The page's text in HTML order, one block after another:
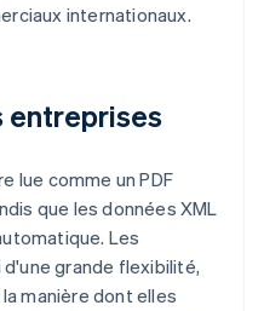
internationaux.
entreprises
lue comme un PDF
que les données XML
Les
grande flexibilité,
manière dont elles